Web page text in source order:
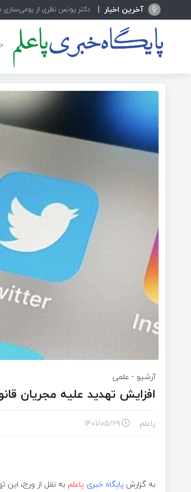
آخرین اخبار دکتر یونس نظری از بومی‌سازی
آرشیو - علمی
افزایش تهدید علیه مجریان
پاعلم ۱۴۰۱/۰۵/۲۹
به گزارش پایگاه خبری پاعلم به نقل از ورج،